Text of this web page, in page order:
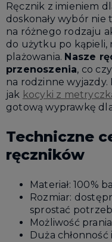
Ręcznik z imieniem
doskonały wybór nie
na różnego rodzaju
do użytku po kąpieli,
plażowania. Nasze
przenoszenia, co
na rodzinne wyjazdy.
jak kocyki z
gotową wyprawkę
Techniczne
ręczników
Materiał: 100%
Rozmiar:
sprostać
Możliwość
Duża